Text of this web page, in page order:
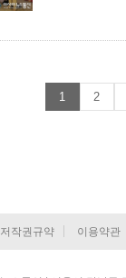
1 2
저작권규약 이용약관